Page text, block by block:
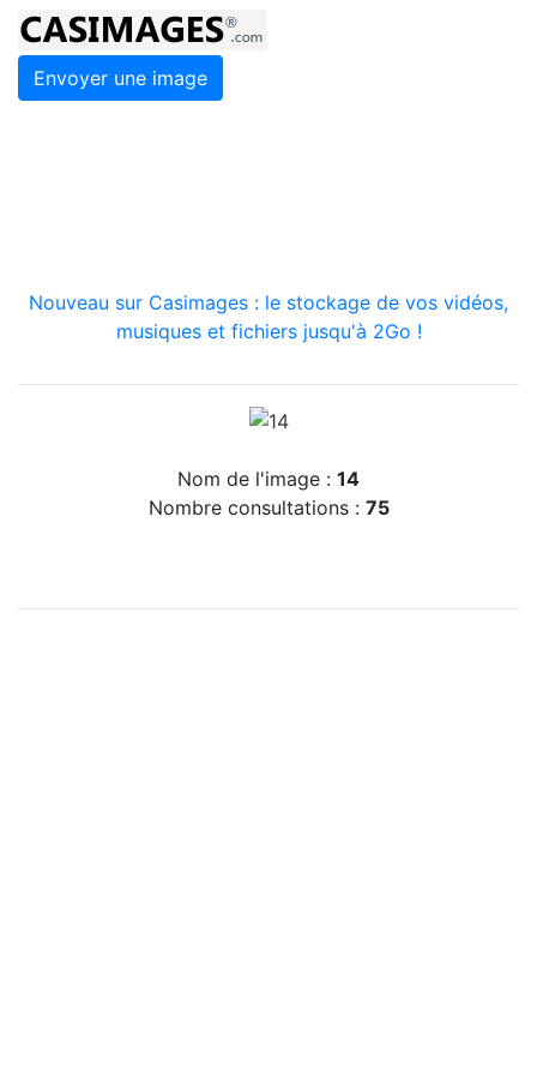
Envoyer une image
Nouveau sur Casimages : le stockage de vos vidéos,
musiques et fichiers jusqu'à 2Go !
Nom de l'image : 14
Nombre consultations : 75